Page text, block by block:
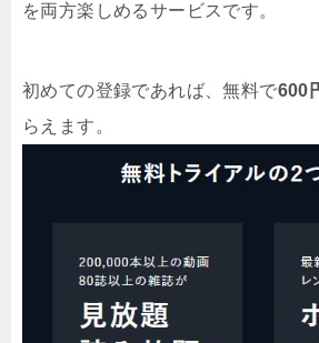
を両方楽しめるサービスです。
初めての登録であれば、無料で600
らえます。